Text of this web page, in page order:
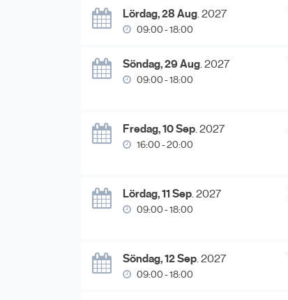
Lördag, 28 Aug. 2027
09:00 - 18:00
Söndag, 29 Aug. 2027
09:00 - 18:00
Fredag, 10 Sep. 2027
16:00 - 20:00
Lördag, 11 Sep. 2027
09:00 - 18:00
Söndag, 12 Sep. 2027
09:00 - 18:00